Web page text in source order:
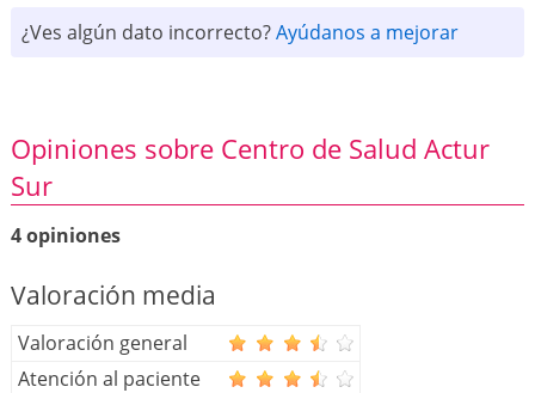
¿Ves algún dato incorrecto?Ayúdanos a mejorar
Opiniones sobre Centro de Salud Actur
Sur
4 opiniones
Valoración media
Valoración general
Atención al paciente